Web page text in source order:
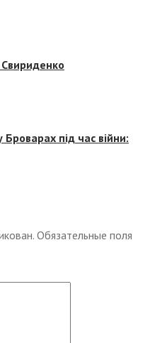
Свириденко
під час війни:
Обязательные поля